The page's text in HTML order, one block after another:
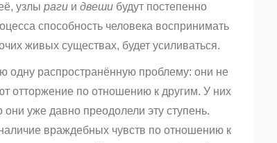
узлы раги и двеши будут постепенно
способность человека воспринимать
живых существах, будет усиливаться.
одну распространённую проблему: они не
отторжение по отношению к другим. У них
уже давно преодолели эту ступень.
враждебных чувств по отношению к